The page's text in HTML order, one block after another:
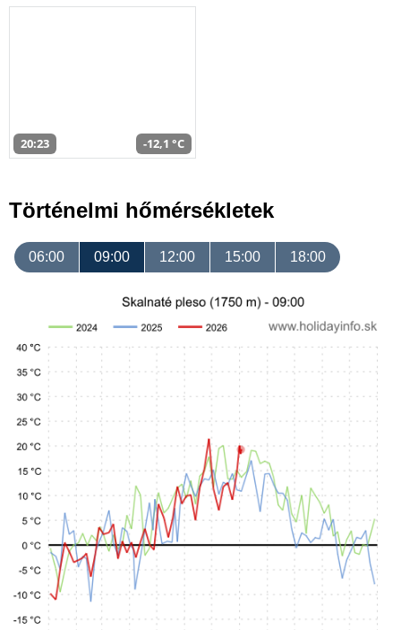
20:23 -12,1 °C
Történelmi hőmérsékletek
06:00 09:00 12:00 15:00 18:00